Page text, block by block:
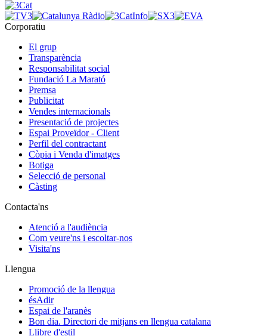
Corporatiu
El grup
Transparència
Responsabilitat social
Fundació La Marató
Premsa
Publicitat
Vendes internacionals
Presentació de projectes
Espai Proveïdor - Client
Perfil del contractant
Còpia i Venda d'imatges
Botiga
Selecció de personal
Càsting
Contacta'ns
Atenció a l'audiència
Com veure'ns i escoltar-nos
Visita'ns
Llengua
Promoció de la llengua
ésAdir
Espai de l'aranès
Bon dia. Directori de mitjans en llengua catalana
Llibre d'estil